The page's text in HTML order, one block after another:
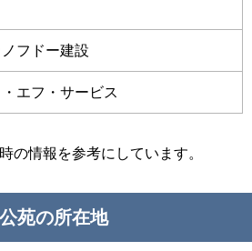
フドー建設
・エフ・サービス
の情報を参考にしています。
苑の所在地